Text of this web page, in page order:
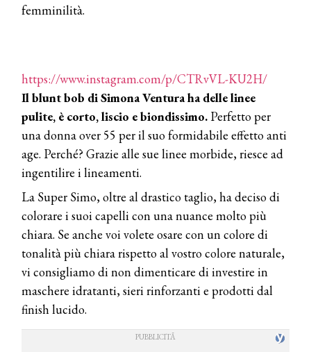
femminilità.
https://www.instagram.com/p/CTRvVL-KU2H/
Il blunt bob di Simona Ventura ha delle linee
pulite, è corto, liscio e biondissimo. Perfetto per
una donna over 55 per il suo formidabile effetto anti
age. Perché? Grazie alle sue linee morbide, riesce ad
ingentilire i lineamenti.
La Super Simo, oltre al drastico taglio, ha deciso di
colorare i suoi capelli con una nuance molto più
chiara. Se anche voi volete osare con un colore di
tonalità più chiara rispetto al vostro colore naturale,
vi consigliamo di non dimenticare di investire in
maschere idratanti, sieri rinforzanti e prodotti dal
finish lucido.